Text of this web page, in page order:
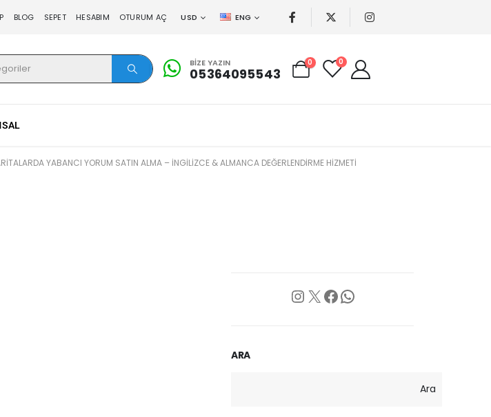
BLOG SEPET HESABIM OTURUM AÇ USD ENG
BIZE YAZIN
05364095543
0 0
YABANCI YORUM SATIN ALMA – İNGILIZCE & ALMANCA DEĞERLENDIRME HIZMETI
ARA
Ara